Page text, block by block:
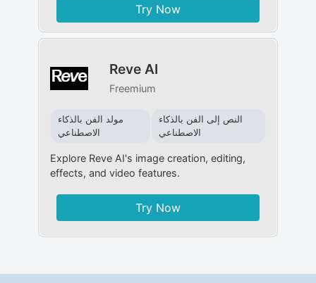
Try Now
Reve AI
Freemium
مولد الفن بالذكاء
الاصطناعي
النص إلى الفن بالذكاء
الاصطناعي
Explore Reve AI's image creation, editing,
effects, and video features.
Try Now